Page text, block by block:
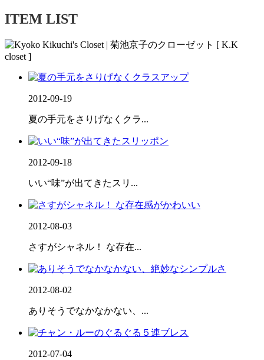
ITEM LIST
2012-09-19
夏の手元をさりげなくクラ...
2012-09-18
いい“味”が出てきたスリ...
2012-08-03
さすがシャネル！ な存在...
2012-08-02
ありそうでなかなかない、...
2012-07-04